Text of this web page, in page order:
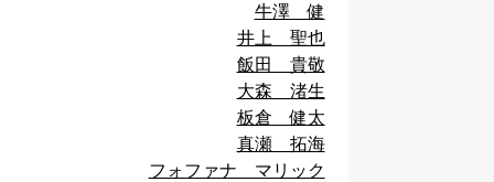
牛澤 健
井上 聖也
飯田 貴敬
大森 渚生
板倉 健太
真瀬 拓海
フォファナ マリック